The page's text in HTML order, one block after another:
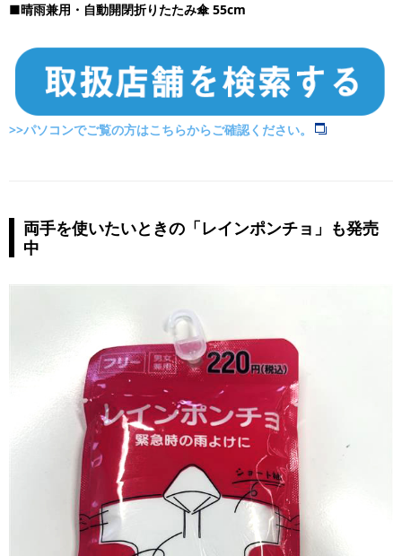
■晴雨兼用・自動開閉折りたたみ傘 55cm
>>パソコンでご覧の方はこちらからご確認ください。
両手を使いたいときの「レインポンチョ」も発売
中